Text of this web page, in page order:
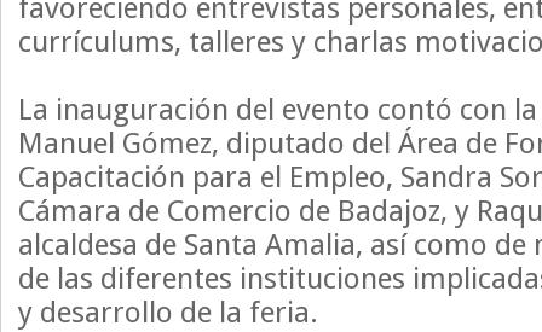
favoreciendo entrevistas personales,
currículums, talleres y charlas
La inauguración del evento contó con
Manuel Gómez, diputado del Área de
Capacitación para el Empleo, Sandra
Cámara de Comercio de Badajoz, y
alcaldesa de Santa Amalia, así como
de las diferentes instituciones
y desarrollo de la feria.